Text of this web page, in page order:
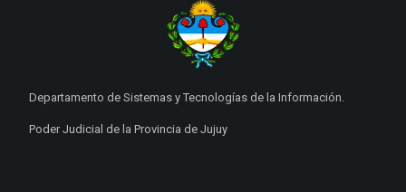
Departamento de Sistemas y Tecnologías de la Información.
Poder Judicial de la Provincia de Jujuy